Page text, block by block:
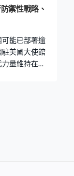
禦性戰略、
可能已部署逾
美國大使館
量維持在國
-31型洲際彈